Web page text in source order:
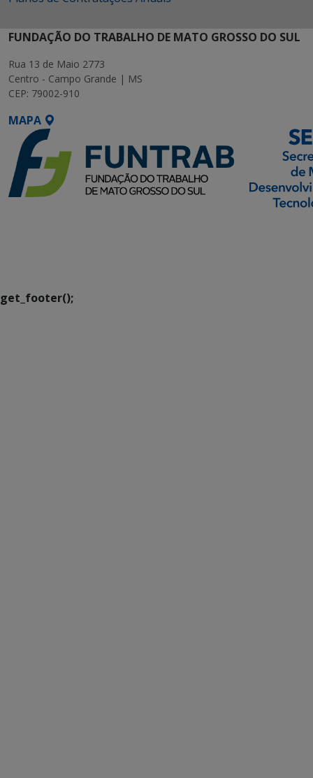
FUNDAÇÃO DO TRABALHO DE MATO GROSSO DO SUL
Rua 13 de Maio 2773
Centro - Campo Grande | MS
CEP: 79002-910
MAPA
get_footer();